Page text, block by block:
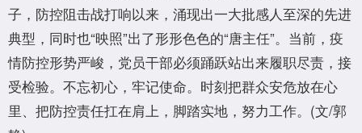
子，防控阻击战打响以来，涌现出一大批感人至深的先进
典型，同时也“映照”出了形形色色的“唐主任”。当前，疫
情防控形势严峻，党员干部必须踊跃站出来履职尽责，接
受检验。不忘初心，牢记使命。时刻把群众安危放在心
里、把防控责任扛在肩上，脚踏实地，努力工作。(文/郭